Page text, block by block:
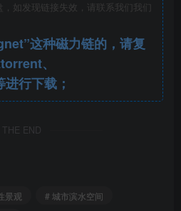
园不仅仅是河边的绿带，更是城
过建立一系列的“绿色节点”与
集的城市街道有效地吸纳进滨水
如发现链接失效，请联系我们我们
这种磁力链的，请复
、
行下载；
THE END
景观
# 城市滨水空间